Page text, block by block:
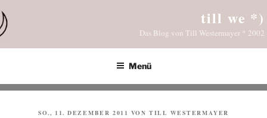
Inhalt
springen
till we *)
Das Blog von Till Westermayer * 2002
Menü
VERÖFFENTLICHT
SO., 11. DEZEMBER 2011 VON TILL WESTERMAYER